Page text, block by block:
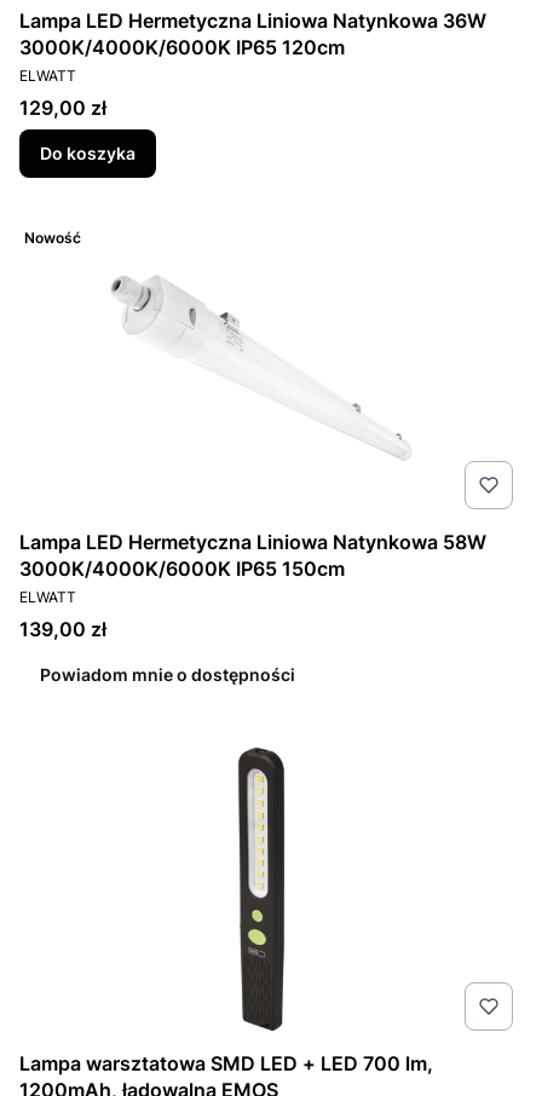
Lampa LED Hermetyczna Liniowa Natynkowa 36W
3000K/4000K/6000K IP65 120cm
PRODUCENT
ELWATT
Cena
129,00 zł
Do koszyka
Nowość
Lampa LED Hermetyczna Liniowa Natynkowa 58W
3000K/4000K/6000K IP65 150cm
PRODUCENT
ELWATT
Cena
139,00 zł
Powiadom mnie o dostępności
Lampa warsztatowa SMD LED + LED 700 lm,
1200mAh, ładowalna EMOS